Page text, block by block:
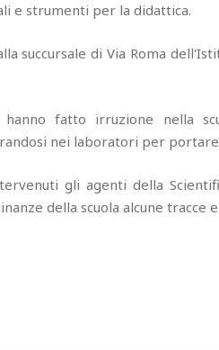
e strumenti per la didattica.
succursale di Via Roma
fatto irruzione nella
nei laboratori per
gli agenti della
della scuola alcune tracce